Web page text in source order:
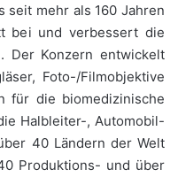
seit mehr als 160 Jahren
bei und verbessert die
Der Konzern entwickelt
Foto-/Filmobjektive
für die biomedizinische
Halbleiter-, Automobil-
40 Ländern der Welt
Produktions- und über